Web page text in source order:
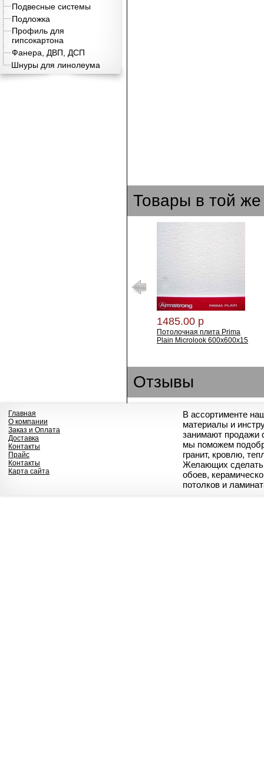
Подвесные системы
Подложка
Профиль для
гипсокартона
Фанера, ДВП, ДСП
Шнуры для линолеума
Товары в той же
1485.00 р
Потолочная плита Prima
Plain Microlook 600х600х15
Отзывы
Главная
О компании
Заказ и Оплата
Доставка
Контакты
Прайс
Контакты
Карта сайта
В ассортименте
материалы и
занимают продажи
мы поможем
гранит, кровлю,
Желающих сделать
обоев,
потолков и